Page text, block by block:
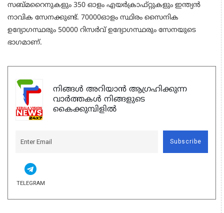
സബ്മറൈനുകളും 350 ഓളം എയര്‍ക്രാഫ്റ്റുകളും ഇന്ത്യന്‍
നാവിക സേനക്കുണ്ട്. 70000ഓളം സ്ഥിരം സൈനിക
ഉദ്യോഗസ്ഥരും 50000 റിസര്‍വ് ഉദ്യോഗസ്ഥരും സേനയുടെ
ഭാഗമാണ്.
നിങ്ങൾ അറിയാൻ ആഗ്രഹിക്കുന്ന
വാർത്തകൾ നിങ്ങളുടെ
കൈക്കുമ്പിളിൽ
Subscribe
TELEGRAM